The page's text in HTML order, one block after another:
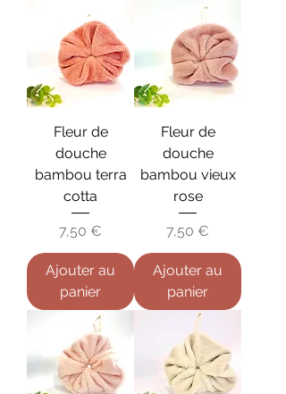
Fleur de
douche
bambou terra
cotta
Prix
7,50 €
Ajouter au
panier
Fleur de
douche
bambou vieux
rose
Prix
7,50 €
Ajouter au
panier